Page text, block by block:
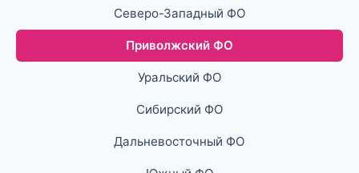
Северо-Западный ФО
Приволжский ФО
Уральский ФО
Сибирский ФО
Дальневосточный ФО